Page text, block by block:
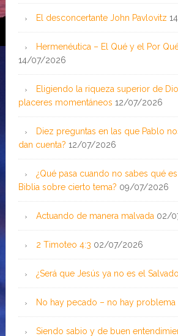
El desconcertante John Pavlovitz
Hermenéutica – El Qué y el Por
14/07/2026
Eligiendo la riqueza superior de
placeres momentáneos 12/07/2026
Diez preguntas en las que Pablo
dan cuenta? 12/07/2026
¿Qué pasa cuando no sabes qué
Biblia sobre cierto tema? 09/07/2026
Actuando de manera malvada 02/
2 Timoteo 4:3 02/07/2026
¿Será que Jesús ya no es el
No hay pecado – no hay problema
Siendo sabio y de buen